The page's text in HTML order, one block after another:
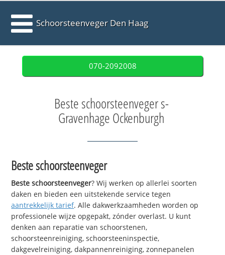
Schoorsteenveger Den Haag
070-2092008
Beste schoorsteenveger s-
Gravenhage Ockenburgh
Beste schoorsteenveger
Beste schoorsteenveger? Wij werken op allerlei soorten
daken en bieden een uitstekende service tegen
aantrekkelijk tarief. Alle dakwerkzaamheden worden op
professionele wijze opgepakt, zónder overlast. U kunt
denken aan reparatie van schoorstenen,
schoorsteenreiniging, schoorsteeninspectie,
dakgevelreiniging, dakpannenreiniging, zonnepanelen